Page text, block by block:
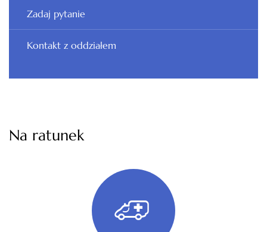
Zadaj pytanie
Kontakt z oddziałem
Na ratunek